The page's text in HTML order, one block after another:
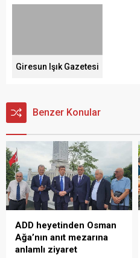
Giresun Işık Gazetesi
Benzer Konular
ADD heyetinden Osman
Ağa’nın anıt mezarına
anlamlı ziyaret